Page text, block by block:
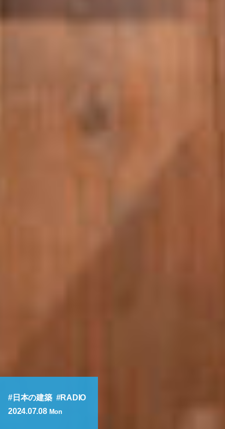
日本の建築
RADIO
2024.07.08 Mon